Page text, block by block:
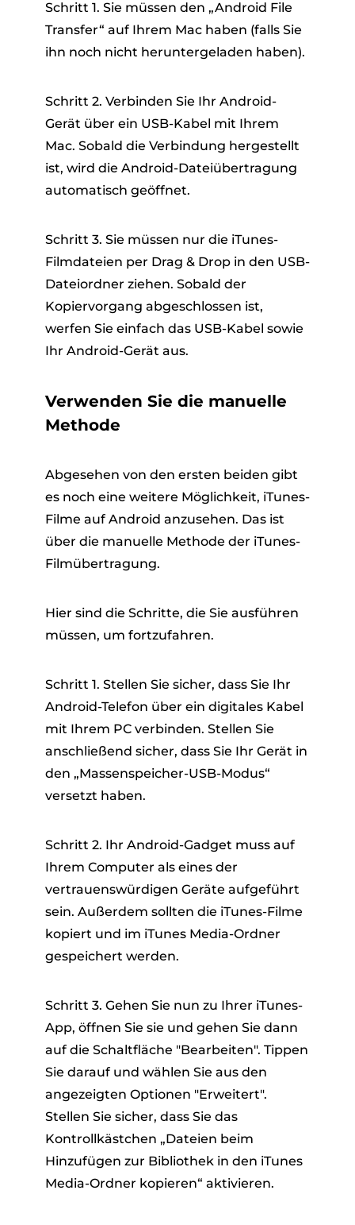
Schritt 1. Sie müssen den „Android File
Transfer“ auf Ihrem Mac haben (falls Sie
ihn noch nicht heruntergeladen haben).
Schritt 2. Verbinden Sie Ihr Android-
Gerät über ein USB-Kabel mit Ihrem
Mac. Sobald die Verbindung hergestellt
ist, wird die Android-Dateiübertragung
automatisch geöffnet.
Schritt 3. Sie müssen nur die iTunes-
Filmdateien per Drag & Drop in den USB-
Dateiordner ziehen. Sobald der
Kopiervorgang abgeschlossen ist,
werfen Sie einfach das USB-Kabel sowie
Ihr Android-Gerät aus.
Verwenden Sie die manuelle
Methode
Abgesehen von den ersten beiden gibt
es noch eine weitere Möglichkeit, iTunes-
Filme auf Android anzusehen. Das ist
über die manuelle Methode der iTunes-
Filmübertragung.
Hier sind die Schritte, die Sie ausführen
müssen, um fortzufahren.
Schritt 1. Stellen Sie sicher, dass Sie Ihr
Android-Telefon über ein digitales Kabel
mit Ihrem PC verbinden. Stellen Sie
anschließend sicher, dass Sie Ihr Gerät in
den „Massenspeicher-USB-Modus“
versetzt haben.
Schritt 2. Ihr Android-Gadget muss auf
Ihrem Computer als eines der
vertrauenswürdigen Geräte aufgeführt
sein. Außerdem sollten die iTunes-Filme
kopiert und im iTunes Media-Ordner
gespeichert werden.
Schritt 3. Gehen Sie nun zu Ihrer iTunes-
App, öffnen Sie sie und gehen Sie dann
auf die Schaltfläche "Bearbeiten". Tippen
Sie darauf und wählen Sie aus den
angezeigten Optionen "Erweitert".
Stellen Sie sicher, dass Sie das
Kontrollkästchen „Dateien beim
Hinzufügen zur Bibliothek in den iTunes
Media-Ordner kopieren“ aktivieren.